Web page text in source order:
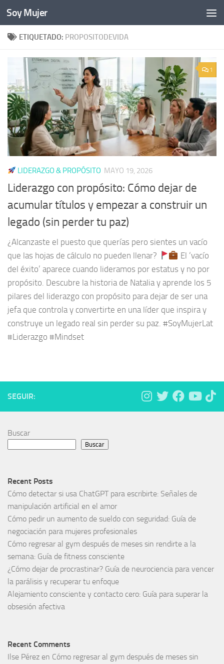
Bajo el contenido
Soy Mujer
ETIQUETADO: PROPOSITODEVIDA
1
LIDERAZGO & PROPÓSITO MAYO 19, 2026
Liderazgo con propósito: Cómo dejar de
acumular títulos y empezar a construir un
legado (sin perder tu paz)
¿Alcanzaste el puesto que querías pero sientes un vacío
que las hojas de cálculo no pueden llenar?
El ‘vacío
del éxito’ aparece cuando lideramos por estatus y no por
propósito. Descubre la historia de Natalia y aprende los 5
pilares del liderazgo con propósito para dejar de ser una
jefa que controla y convertirte en una líder que inspira y
construye un legado real sin perder su paz. #SoyMujerLat
#Liderazgo #Mindset
SEGUIR:
Buscar
Buscar
Recent Posts
Cómo detectar si usa ChatGPT para escribirte: Señales de
manipulación artificial en el amor
Cómo pedir un aumento de sueldo con seguridad: Guía de
negociación para mujeres profesionales
Cómo regresar al gym después de meses sin rendirte a la
semana: Guía de fitness consciente
¿Cómo dejar de procrastinar? Guía de neurociencia para vencer
la parálisis y recuperar tu enfoque
Alejamiento consciente y contacto cero: Guía para superar la
obsesión afectiva
Recent Comments
Ilse Pérez en Cómo regresar al gym después de meses sin